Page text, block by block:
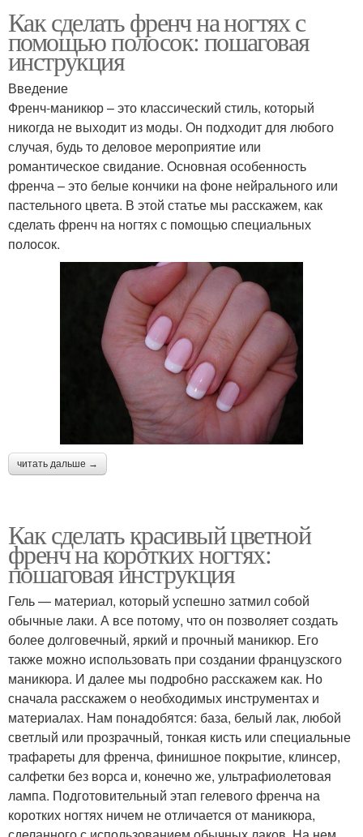
Как сделать френч на ногтях с
помощью полосок: пошаговая
инструкция
Введение
Френч-маникюр – это классический стиль, который
никогда не выходит из моды. Он подходит для любого
случая, будь то деловое мероприятие или
романтическое свидание. Основная особенность
френча – это белые кончики на фоне нейрального или
пастельного цвета. В этой статье мы расскажем, как
сделать френч на ногтях с помощью специальных
полосок.
читать дальше →
Как сделать красивый цветной
френч на коротких ногтях:
пошаговая инструкция
Гель — материал, который успешно затмил собой
обычные лаки. А все потому, что он позволяет создать
более долговечный, яркий и прочный маникюр. Его
также можно использовать при создании французского
маникюра. И далее мы подробно расскажем как. Но
сначала расскажем о необходимых инструментах и
материалах. Нам понадобятся: база, белый лак, любой
светлый или прозрачный, тонкая кисть или специальные
трафареты для френча, финишное покрытие, клинсер,
салфетки без ворса и, конечно же, ультрафиолетовая
лампа. Подготовительный этап гелевого френча на
коротких ногтях ничем не отличается от маникюра,